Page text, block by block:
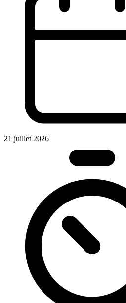
21 juillet 2026